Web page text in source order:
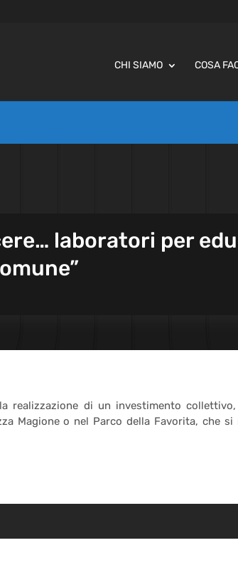
CHI SIAMO COSA
laboratori per
realizzazione di un investimento
Magione o nel Parco della Favorita, che si